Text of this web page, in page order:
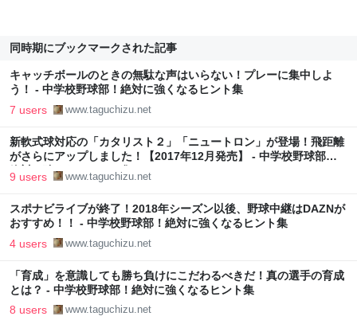
同時期にブックマークされた記事
キャッチボールのときの無駄な声はいらない！プレーに集中しよ
う！ - 中学校野球部！絶対に強くなるヒント集
7 users www.taguchizu.net
新軟式球対応の「カタリスト２」「ニュートロン」が登場！飛距離
がさらにアップしました！【2017年12月発売】 - 中学校野球部！
絶対に強くなるヒント集
9 users www.taguchizu.net
スポナビライブが終了！2018年シーズン以後、野球中継はDAZNが
おすすめ！！ - 中学校野球部！絶対に強くなるヒント集
4 users www.taguchizu.net
「育成」を意識しても勝ち負けにこだわるべきだ！真の選手の育成
とは？ - 中学校野球部！絶対に強くなるヒント集
8 users www.taguchizu.net